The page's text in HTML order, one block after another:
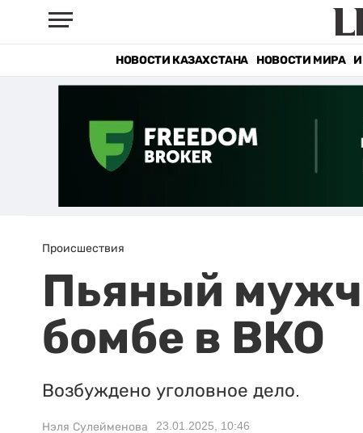
НОВОСТИ КАЗАХСТАНА НОВОСТИ МИРА
Происшествия
Пьяный
бомбе в ВКО
Возбуждено уголовное дело.
Нэля Сулейменова 23.01.2025, 10:46